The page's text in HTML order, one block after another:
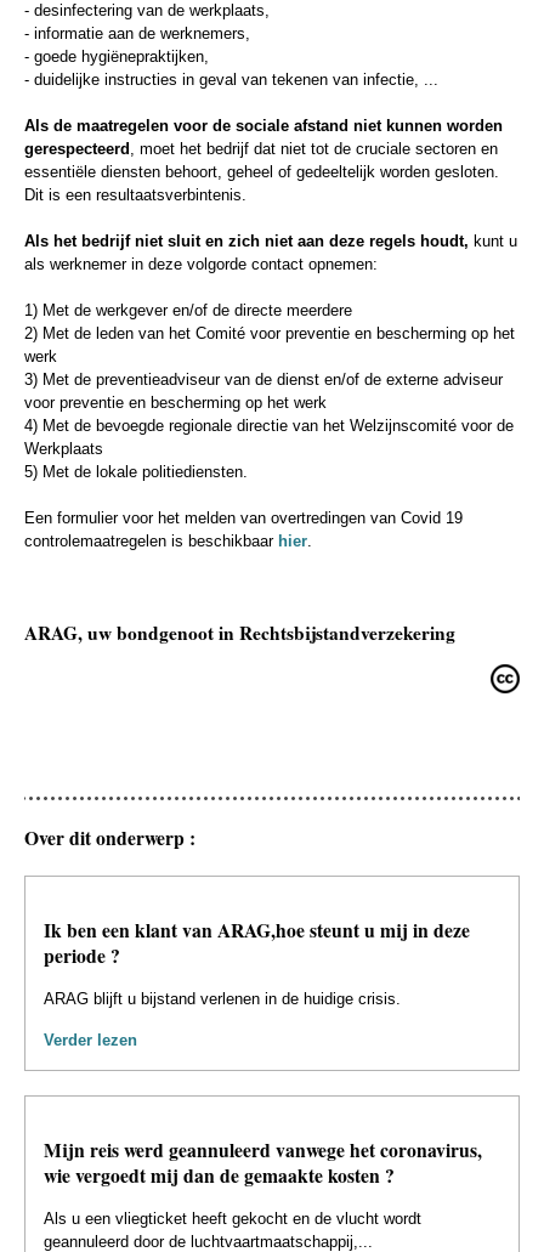
- desinfectering van de werkplaats,
- informatie aan de werknemers,
- goede hygiënepraktijken,
- duidelijke instructies in geval van tekenen van infectie, ...
Als de maatregelen voor de sociale afstand niet kunnen worden
gerespecteerd , moet het bedrijf dat niet tot de cruciale sectoren en
essentiële diensten behoort, geheel of gedeeltelijk worden gesloten.
Dit is een resultaatsverbintenis.
Als het bedrijf niet sluit en zich niet aan deze regels houdt, kunt u
als werknemer in deze volgorde contact opnemen:
1) Met de werkgever en/of de directe meerdere
2) Met de leden van het Comité voor preventie en bescherming op het
werk
3) Met de preventieadviseur van de dienst en/of de externe adviseur
voor preventie en bescherming op het werk
4) Met de bevoegde regionale directie van het Welzijnscomité voor de
Werkplaats
5) Met de lokale politiediensten.
Een formulier voor het melden van overtredingen van Covid 19
controlemaatregelen is beschikbaar hier.
ARAG, uw bondgenoot in Rechtsbijstandverzekering
Over dit onderwerp :
Ik ben een klant van ARAG,hoe steunt u mij in deze
periode ?
ARAG blijft u bijstand verlenen in de huidige crisis.
Verder lezen
Mijn reis werd geannuleerd vanwege het coronavirus,
wie vergoedt mij dan de gemaakte kosten ?
Als u een vliegticket heeft gekocht en de vlucht wordt
geannuleerd door de luchtvaartmaatschappij,...